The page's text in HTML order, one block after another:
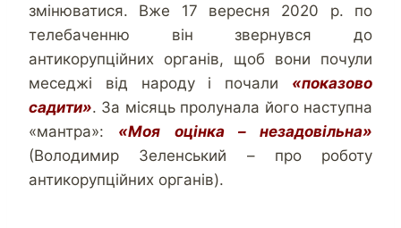
змінюватися. Вже 17 вересня 2020 р. по
телебаченню він звернувся до
антикорупційних органів, щоб вони почули
меседжі від народу і почали «показово
садити». За місяць пролунала його наступна
«мантра»: «Моя оцінка – незадовільна»
(Володимир Зеленський – про роботу
антикорупційних органів).